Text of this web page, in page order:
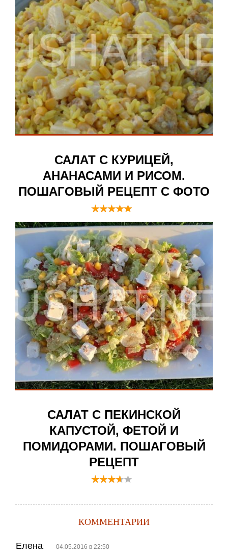
САЛАТ С КУРИЦЕЙ,
АНАНАСАМИ И РИСОМ.
ПОШАГОВЫЙ РЕЦЕПТ С ФОТО
САЛАТ С ПЕКИНСКОЙ
КАПУСТОЙ, ФЕТОЙ И
ПОМИДОРАМИ. ПОШАГОВЫЙ
РЕЦЕПТ
КОММЕНТАРИИ
Елена: 04.05.2016 в 22:50